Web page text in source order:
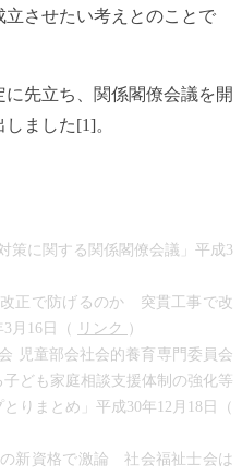
させたい考えとのことで
先立ち、関係閣僚会議を開
ました[1]。
策に関する関係閣僚会議」平成3
正で防げるのか 突貫工事で改
月16日（
リンク
）
児童部会社会的養育専門委員会
子ども家庭相談支援体制の強化等
りまとめ」平成30年12月18日（
新資格で激論 社会福祉士会は